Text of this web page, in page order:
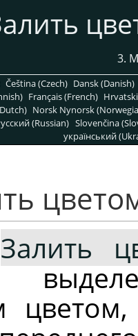
3.
Čeština (Czech) Dansk (Danish)
Français (French)
Norsk Nynorsk
(Russian) Slovenčina
український
Залить